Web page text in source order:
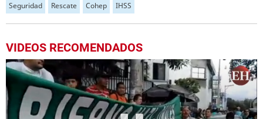
Seguridad Rescate Cohep IHSS
VIDEOS RECOMENDADOS